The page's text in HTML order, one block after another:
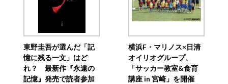
東野圭吾が選んだ「記
憶に残る一文」はど
れ？ 最新作『永遠の
記憶』発売で読者参加
横浜F・マリノス×日清
オイリオグループ、
「サッカー教室&食育
講座 in 宮崎」を開催